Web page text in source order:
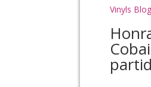
Vinyls Blog